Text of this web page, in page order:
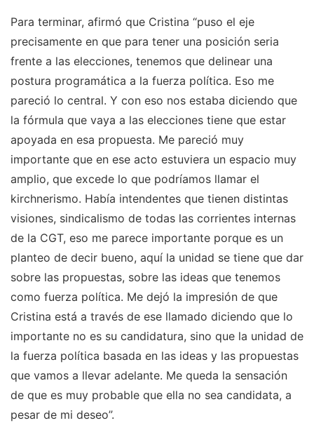
Para terminar, afirmó que Cristina “puso el eje
precisamente en que para tener una posición seria
frente a las elecciones, tenemos que delinear una
postura programática a la fuerza política. Eso me
pareció lo central. Y con eso nos estaba diciendo que
la fórmula que vaya a las elecciones tiene que estar
apoyada en esa propuesta. Me pareció muy
importante que en ese acto estuviera un espacio muy
amplio, que excede lo que podríamos llamar el
kirchnerismo. Había intendentes que tienen distintas
visiones, sindicalismo de todas las corrientes internas
de la CGT, eso me parece importante porque es un
planteo de decir bueno, aquí la unidad se tiene que dar
sobre las propuestas, sobre las ideas que tenemos
como fuerza política. Me dejó la impresión de que
Cristina está a través de ese llamado diciendo que lo
importante no es su candidatura, sino que la unidad de
la fuerza política basada en las ideas y las propuestas
que vamos a llevar adelante. Me queda la sensación
de que es muy probable que ella no sea candidata, a
pesar de mi deseo”.